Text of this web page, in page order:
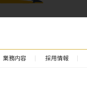
業務内容 採用情報